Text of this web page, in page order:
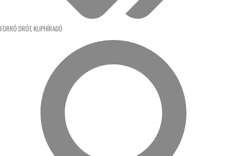
FORRÓ DRÓT, KLIPHÍRADÓ